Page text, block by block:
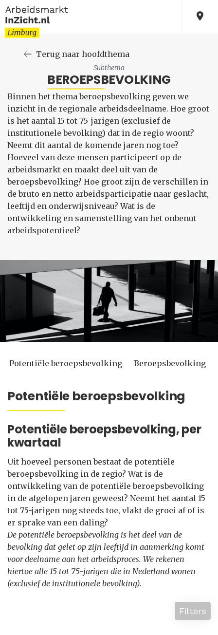
Terug naar hoofdthema
Subthema
BEROEPSBEVOLKING
Binnen het thema beroepsbevolking geven we
inzicht in de regionale arbeidsdeelname. Hoe groot
is het aantal 15 tot 75-jarigen (exclusief de
institutionele bevolking) dat in de regio woont?
Neemt dit aantal de komende jaren nog toe?
Hoeveel van deze mensen participeert op de
arbeidsmarkt en maakt deel uit van de
beroepsbevolking? Hoe groot zijn de verschillen in
de bruto en netto arbeidsparticipatie naar geslacht,
leeftijd en onderwijsniveau? Wat is de
ontwikkeling en samenstelling van het onbenut
arbeidspotentieel?
Potentiële beroepsbevolking Beroepsbevolking
Potentiële beroepsbevolking
Potentiële beroepsbevolking, per
kwartaal
Uit hoeveel personen bestaat de potentiële
beroepsbevolking in de regio? Wat is de
ontwikkeling van de potentiële beroepsbevolking
in de afgelopen jaren geweest? Neemt het aantal 15
tot 75-jarigen nog steeds toe, vlakt de groei af of is
er sprake van een daling?
De potentiële beroepsbevolking is het deel van de
bevolking dat gelet op zijn leeftijd in aanmerking komt
voor deelname aan het arbeidsproces. We rekenen
hiertoe alle 15 tot 75-jarigen die in Nederland wonen
(exclusief de institutionele bevolking).
Filters